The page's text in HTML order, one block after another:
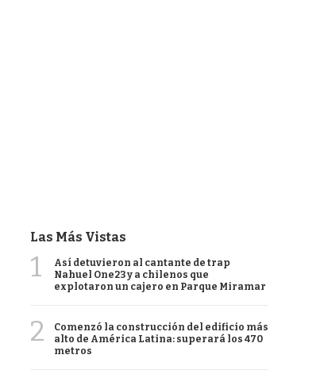
Las Más Vistas
1
Así detuvieron al cantante de trap
Nahuel One23 y a chilenos que
explotaron un cajero en Parque Miramar
2
Comenzó la construcción del edificio más
alto de América Latina: superará los 470
metros